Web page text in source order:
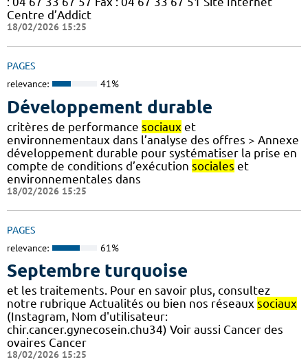
Centre d’Addict
18/02/2026 15:25
PAGES
relevance: 41%
Développement durable
critères de performance sociaux et
environnementaux dans l’analyse des offres > Annexe
développement durable pour systématiser la prise en
compte de conditions d’exécution sociales et
environnementales dans
18/02/2026 15:25
PAGES
relevance: 61%
Septembre turquoise
et les traitements. Pour en savoir plus, consultez
notre rubrique Actualités ou bien nos réseaux sociaux
(Instagram, Nom d'utilisateur:
chir.cancer.gynecosein.chu34) Voir aussi Cancer des
ovaires Cancer
18/02/2026 15:25